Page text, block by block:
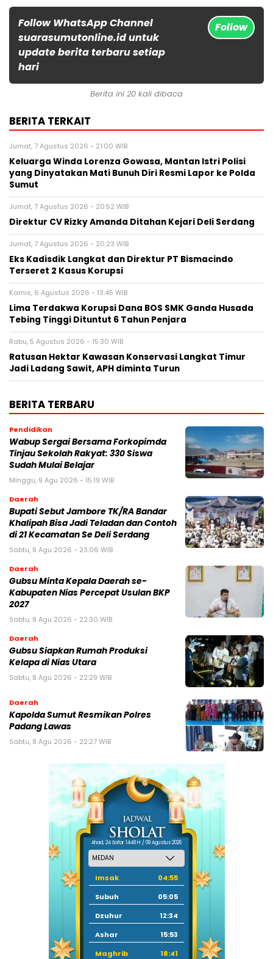
Follow WhatsApp Channel
suarasumutonline.id untuk
update berita terbaru setiap
hari
Follow
Berita ini 20 kali dibaca
BERITA TERKAIT
Jumat, 7 Agustus 2026 - 21:00 WIB
Keluarga Winda Lorenza Gowasa, Mantan Istri Polisi
yang Dinyatakan Mati Bunuh Diri Resmi Lapor ke Polda
Sumut
Jumat, 7 Agustus 2026 - 20:52 WIB
Direktur CV Rizky Amanda Ditahan Kejari Deli Serdang
Jumat, 7 Agustus 2026 - 20:23 WIB
Eks Kadisdik Langkat dan Direktur PT Bismacindo
Terseret 2 Kasus Korupsi
Kamis, 6 Agustus 2026 - 13:45 WIB
Lima Terdakwa Korupsi Dana BOS SMK Ganda Husada
Tebing Tinggi Dituntut 6 Tahun Penjara
Rabu, 5 Agustus 2026 - 15:30 WIB
Ratusan Hektar Kawasan Konservasi Langkat Timur
Jadi Ladang Sawit, APH diminta Turun
BERITA TERBARU
Pendidikan
Wabup Sergai Bersama Forkopimda
Tinjau Sekolah Rakyat: 330 Siswa
Sudah Mulai Belajar
Minggu, 9 Agu 2026 - 15:19 WIB
Daerah
Bupati Sebut Jambore TK/RA Bandar
Khalipah Bisa Jadi Teladan dan Contoh
di 21 Kecamatan Se Deli Serdang
Sabtu, 8 Agu 2026 - 23:06 WIB
Daerah
Gubsu Minta Kepala Daerah se-
Kabupaten Nias Percepat Usulan BKP
2027
Sabtu, 8 Agu 2026 - 22:30 WIB
Daerah
Gubsu Siapkan Rumah Produksi
Kelapa di Nias Utara
Sabtu, 8 Agu 2026 - 22:29 WIB
Daerah
Kapolda Sumut Resmikan Polres
Padang Lawas
Sabtu, 8 Agu 2026 - 22:27 WIB
Ahad, 24 Safar 1448 H / 09 Agustus 2026
Imsak
04:55
Subuh
05:05
Dzuhur
12:34
Ashar
15:53
Maghrib
18:41